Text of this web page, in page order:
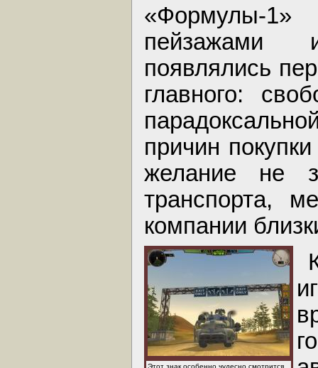
«Формулы-
пейзажами
появлялись
главного:
причин
желание не
транспорта,
компании
Этот знак особенно чудесно смотрится